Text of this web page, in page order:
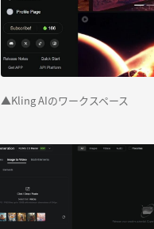
▲Kling AIのワークスペース